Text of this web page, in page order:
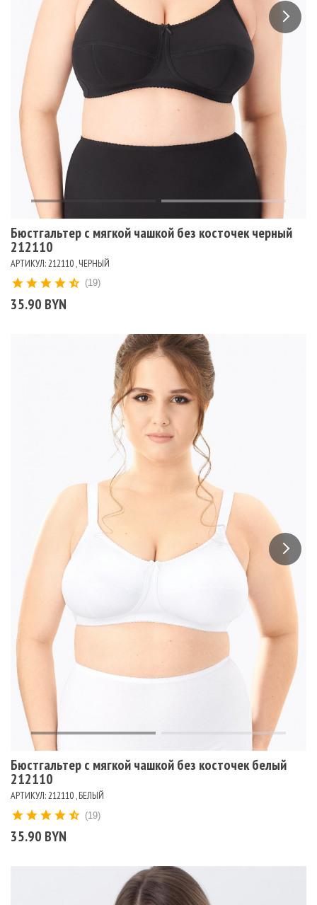
Бюстгальтер c мягкой чашкой без косточек черный
212110
АРТИКУЛ: 212110 , ЧЕРНЫЙ
35.90 BYN
(19)
Бюстгальтер c мягкой чашкой без косточек белый
212110
АРТИКУЛ: 212110 , БЕЛЫЙ
35.90 BYN
(19)